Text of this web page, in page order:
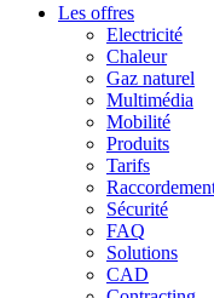
Les offres
Electricité
Chaleur
Gaz naturel
Multimédia
Mobilité
Produits
Tarifs
Sécurité
FAQ
Solutions
CAD